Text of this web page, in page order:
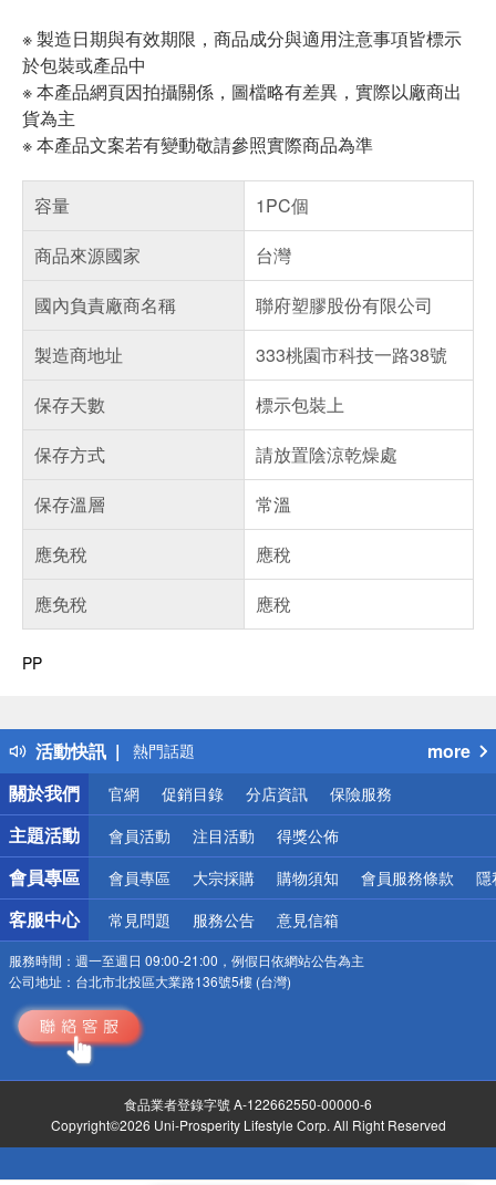
※ 製造日期與有效期限，商品成分與適用注意事項皆標示
於包裝或產品中
※ 本產品網頁因拍攝關係，圖檔略有差異，實際以廠商出
貨為主
※ 本產品文案若有變動敬請參照實際商品為準
容量
1PC個
商品來源國家
台灣
國內負責廠商名稱
聯府塑膠股份有限公司
製造商地址
333桃園市科技一路38號
保存天數
標示包裝上
保存方式
請放置陰涼乾燥處
保存溫層
常溫
應免稅
應稅
應免稅
應稅
PP
活動快訊
得獎公告
熱門話題
銀行優惠
偏遠地區配送
詐騙網頁！請小心！
more
關於我們
官網 促銷目錄 分店資訊 保險服務
主題活動 會員活動 注目活動 得獎公佈
會員專區 會員專區 大宗採購 購物須知 會員服務條款 隱
客服中心 常見問題 服務公告 意見信箱
服務時間： 週一至週日 09:00-21:00，例假日依網站公告為主
公司地址： 台北市北投區大業路136號5樓 (台灣)
食品業者登錄字號 A-122662550-00000-6
Copyright©2026 Uni-Prosperity Lifestyle Corp. All Right Reserved